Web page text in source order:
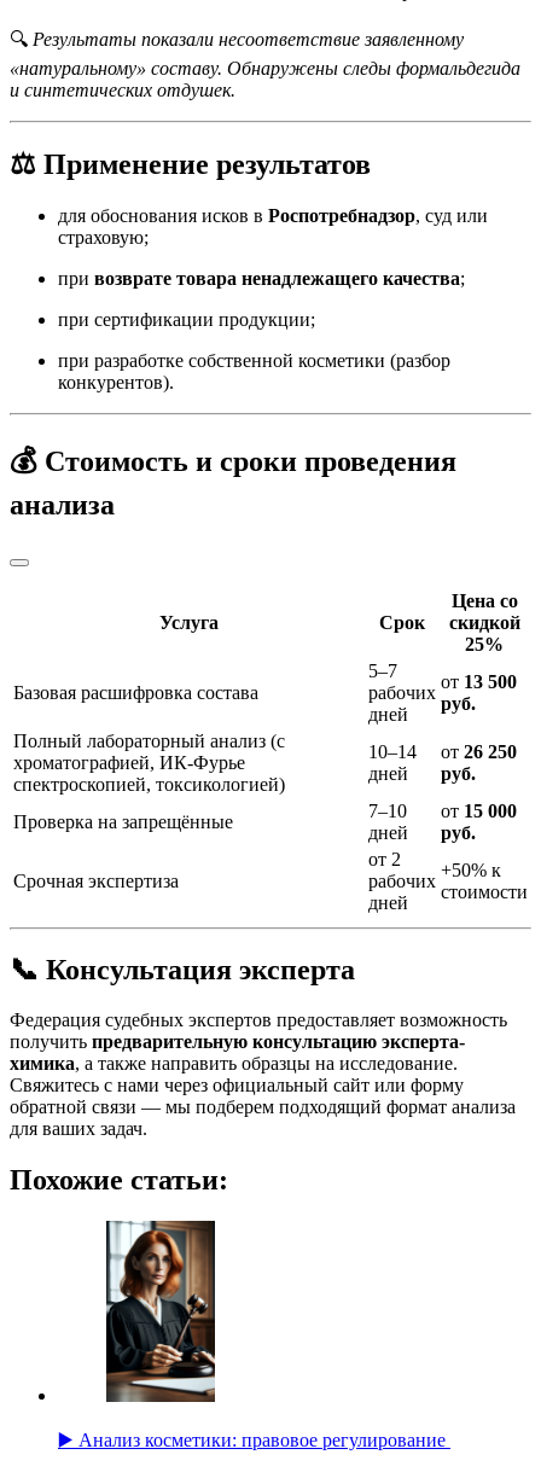
🔍 Результаты показали несоответствие заявленному
«натуральному» составу. Обнаружены следы формальдегида
и синтетических отдушек.
⚖️ Применение результатов
для обоснования исков в Роспотребнадзор, суд или
страховую;
при возврате товара ненадлежащего качества;
при сертификации продукции;
при разработке собственной косметики (разбор
конкурентов).
💰 Стоимость и сроки проведения
анализа
Услуга Срок
Цена со
скидкой
25%
Базовая расшифровка состава
5–7
рабочих
дней
от 13 500
руб.
Полный лабораторный анализ (с
хроматографией, ИК-Фурье
спектроскопией, токсикологией)
10–14
дней
от 26 250
руб.
Проверка на запрещённые
7–10
дней
от 15 000
руб.
Срочная экспертиза
от 2
рабочих
дней
+50% к
стоимости
📞 Консультация эксперта
Федерация судебных экспертов предоставляет возможность
получить предварительную консультацию эксперта-
химика, а также направить образцы на исследование.
Свяжитесь с нами через официальный сайт или форму
обратной связи — мы подберем подходящий формат анализа
для ваших задач.
Похожие статьи:
▶️ Анализ косметики: правовое регулирование